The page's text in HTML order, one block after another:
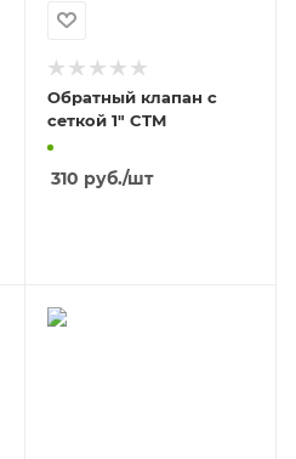
Обратный клапан с
сеткой 1" CTM
310 руб./шт